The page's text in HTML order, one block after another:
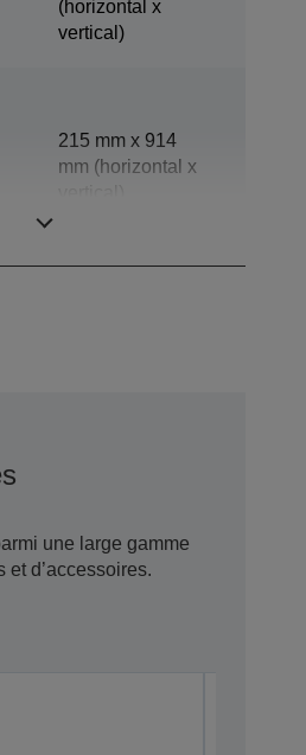
(horizontal x
vertical)
215 mm x 914
mm (horizontal x
une large gamme
et d’accessoires.